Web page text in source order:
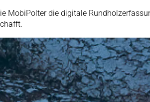
MobiPolter die digitale